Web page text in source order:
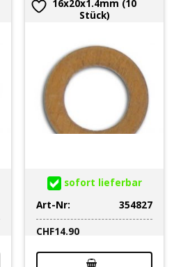
16x20x1.4mm (10
Stück)
sofort lieferbar
Art-Nr:
354827
CHF14.90